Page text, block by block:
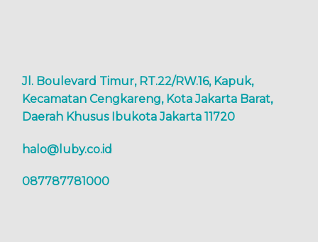
Jl. Boulevard Timur, RT.22/RW.16, Kapuk,
Kecamatan Cengkareng, Kota Jakarta Barat,
Daerah Khusus Ibukota Jakarta 11720
halo@luby.co.id
087787781000